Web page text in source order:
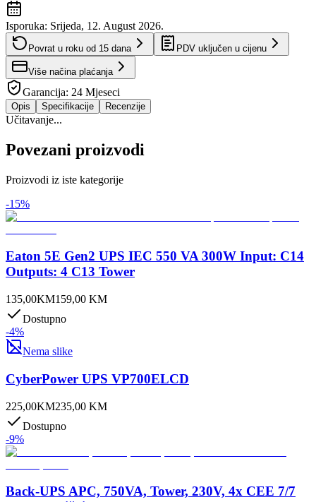
Isporuka: Srijeda, 12. August 2026.
Povrat u roku od 15 dana PDV uključen u cijenu
Više načina plaćanja
Garancija: 24 Mjeseci
Opis Specifikacije Recenzije
Učitavanje...
Povezani proizvodi
Proizvodi iz iste kategorije
-15%
Eaton 5E Gen2 UPS IEC 550 VA 300W Input: C14
Outputs: 4 C13 Tower
135,00KM159,00 KM
Dostupno
-4%
Nema slike
CyberPower UPS VP700ELCD
225,00KM235,00 KM
Dostupno
-9%
Back-UPS APC, 750VA, Tower, 230V, 4x CEE 7/7